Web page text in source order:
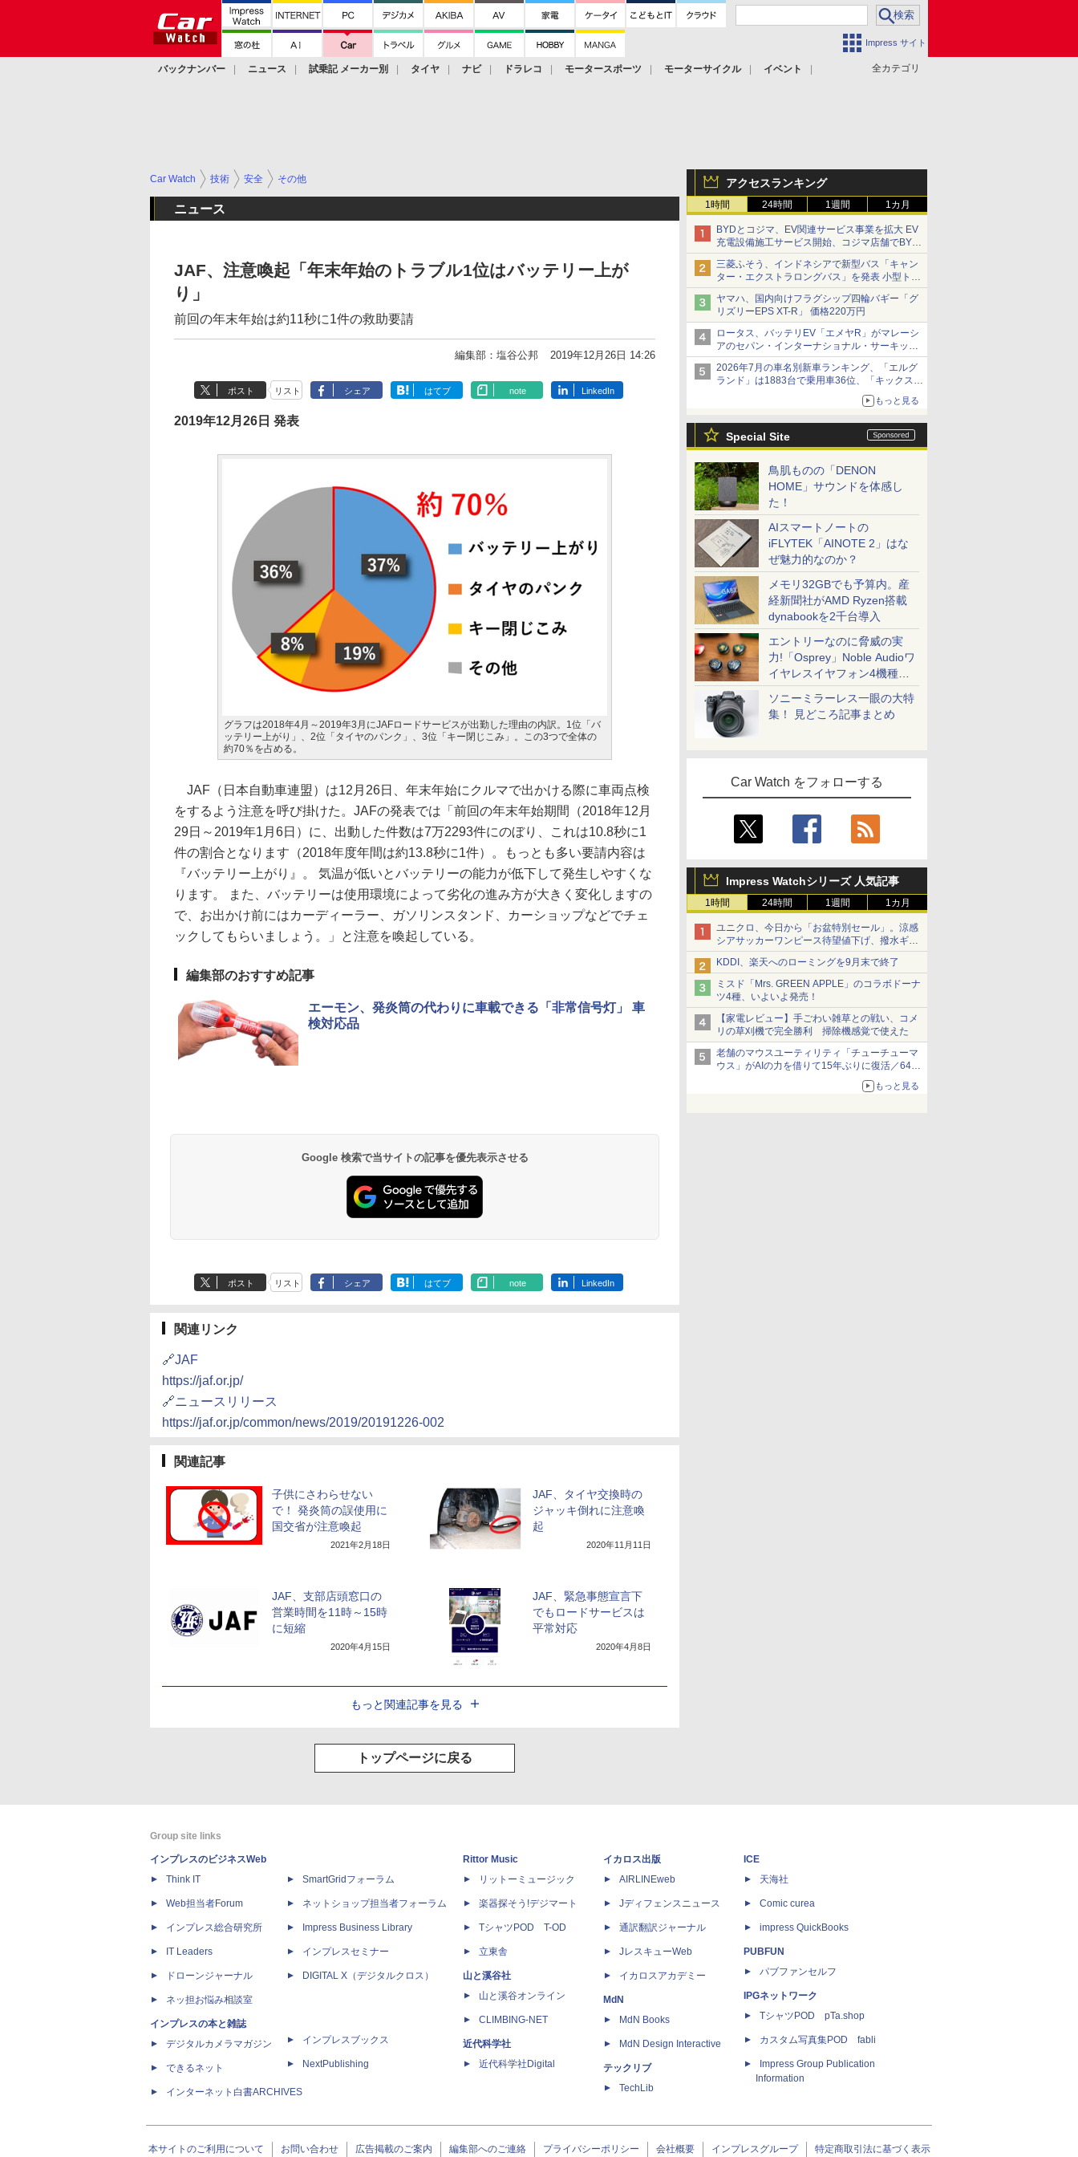
Impress サイト
全カテゴリ
バックナンバー ニュース 試乗記 メーカー別 タイヤ ナビ ドラレコ モータースポーツ モーターサイクル
イベント
アクセスランキング
1時間 24時間 1週間 1カ月
BYDとコジマ、EV関連サービス事業を拡大 EV
充電設備施工サービス開始、コジマ店舗でBYD
車の展示・試乗イベントを強化
三菱ふそう、インドネシアで新型バス「キャン
ター・エクストラロングバス」を発表 小型トラ
ックベースの観光・旅客輸送向けバス
ヤマハ、国内向けフラグシップ四輪バギー「グ
リズリーEPS XT-R」 価格220万円
ロータス、バッテリEV「エメヤR」がマレーシ
アのセパン・インターナショナル・サーキット
のBEV最速タイムを樹立
2026年7月の車名別新車ランキング、「エルグ
ランド」は1883台で乗用車36位、「キックス」
もっと見る
Special Site
鳥肌ものの「DENON
HOME」サウンドを体感し
た！
AIスマートノートの
iFLYTEK「AINOTE 2」はな
ぜ魅力的なのか？
メモリ32GBでも予算内。産
経新聞社がAMD Ryzen搭載
dynabookを2千台導入
エントリーなのに脅威の実
力!「Osprey」Noble Audioワ
イヤレスイヤフォン4機種を
一気に聴く
ソニーミラーレス一眼の大特
集！ 見どころ記事まとめ
Car Watch をフォローする
Impress Watchシリーズ 人気記事
1時間 24時間 1週間 1カ月
ユニクロ、今日から「お盆特別セール」。涼感
シアサッカーワンピース待望値下げ、撥水ギア
ショーツは1990円に
KDDI、楽天へのローミングを9月末で終了
ミスド「Mrs. GREEN APPLE」のコラボドーナ
ツ4種、いよいよ発売！
【家電レビュー】手ごわい雑草との戦い、コメ
リの草刈機で完全勝利 掃除機感覚で使えた
老舗のマウスユーティリティ「チューチューマ
ウス」がAIの力を借りて15年ぶりに復活／64bit
化、Windows 10/11、「Chrome」も走り回
る。復活記念で2026年末まで500円
もっと見る
Car Watch 技術 安全 その他
ニュース
JAF、注意喚起「年末年始のトラブル1位はバッテリー上が
り」
前回の年末年始は約11秒に1件の救助要請
編集部：塩谷公邦 2019年12月26日 14:26
ポスト リスト シェア はてブ note LinkedIn
2019年12月26日 発表
グラフは2018年4月～2019年3月にJAFロードサービスが出勤した理由の内訳。1位「バ
ッテリー上がり」、2位「タイヤのパンク」、3位「キー閉じこみ」。この3つで全体の
約70％を占める。
JAF（日本自動車連盟）は12月26日、年末年始にクルマで出かける際に車両点検
をするよう注意を呼び掛けた。JAFの発表では「前回の年末年始期間（2018年12月
29日～2019年1月6日）に、出動した件数は7万2293件にのぼり、これは10.8秒に1
件の割合となります（2018年度年間は約13.8秒に1件）。もっとも多い要請内容は
『バッテリー上がり』。 気温が低いとバッテリーの能力が低下して発生しやすくな
ります。 また、バッテリーは使用環境によって劣化の進み方が大きく変化しますの
で、お出かけ前にはカーディーラー、ガソリンスタンド、カーショップなどでチェ
ックしてもらいましょう。」と注意を喚起している。
編集部のおすすめ記事
エーモン、発炎筒の代わりに車載できる「非常信号灯」 車
検対応品
Google 検索で当サイトの記事を優先表示させる
ポスト リスト シェア はてブ note LinkedIn
関連リンク
🔗JAF
https://jaf.or.jp/
🔗ニュースリリース
https://jaf.or.jp/common/news/2019/20191226-002
関連記事
子供にさわらせない
で！ 発炎筒の誤使用に
国交省が注意喚起
2021年2月18日
JAF、タイヤ交換時の
ジャッキ倒れに注意喚
起
2020年11月11日
JAF、支部店頭窓口の
営業時間を11時～15時
に短縮
2020年4月15日
JAF、緊急事態宣言下
でもロードサービスは
平常対応
2020年4月8日
もっと関連記事を見る
トップページに戻る
Group site links
インプレスのビジネスWeb
Think IT
Web担当者Forum
インプレス総合研究所
IT Leaders
ドローンジャーナル
ネッ担お悩み相談室
インプレスの本と雑誌
デジタルカメラマガジン
できるネット
インターネット白書ARCHIVES
SmartGridフォーラム
ネットショップ担当者フォーラム
Impress Business Library
インプレスセミナー
DIGITAL X（デジタルクロス）
インプレスブックス
NextPublishing
Rittor Music
リットーミュージック
楽器探そう!デジマート
TシャツPOD T-OD
立東舎
山と溪谷社
山と溪谷オンライン
CLIMBING-NET
近代科学社
近代科学社Digital
イカロス出版
AIRLINEweb
Jディフェンスニュース
通訳翻訳ジャーナル
JレスキューWeb
イカロスアカデミー
MdN
MdN Books
MdN Design Interactive
テックリブ
TechLib
ICE
天海社
Comic curea
impress QuickBooks
PUBFUN
パブファンセルフ
IPGネットワーク
TシャツPOD pTa.shop
カスタム写真集POD fabli
Impress Group Publication
Information
本サイトのご利用について お問い合わせ 広告掲載のご案内 編集部へのご連絡 プライバシーポリシー 会社概要 インプレスグループ 特定商取引法に基づく表示